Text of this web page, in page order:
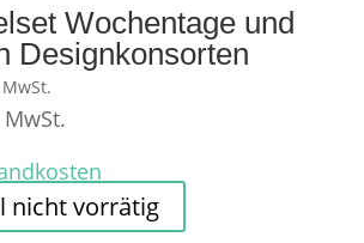
Wochentage und
Designkonsorten
nicht vorrätig